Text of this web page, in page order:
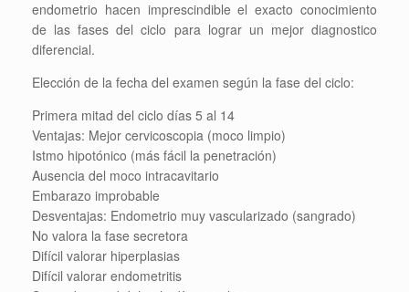
endometrio hacen imprescindible el exacto conocimiento
de las fases del ciclo para lograr un mejor diagnostico
diferencial.
Elección de la fecha del examen según la fase del ciclo:
Primera mitad del ciclo días 5 al 14
Ventajas: Mejor cervicoscopia (moco limpio)
Istmo hipotónico (más fácil la penetración)
Ausencia del moco intracavitario
Embarazo improbable
Desventajas: Endometrio muy vascularizado (sangrado)
No valora la fase secretora
Difícil valorar hiperplasias
Difícil valorar endometritis